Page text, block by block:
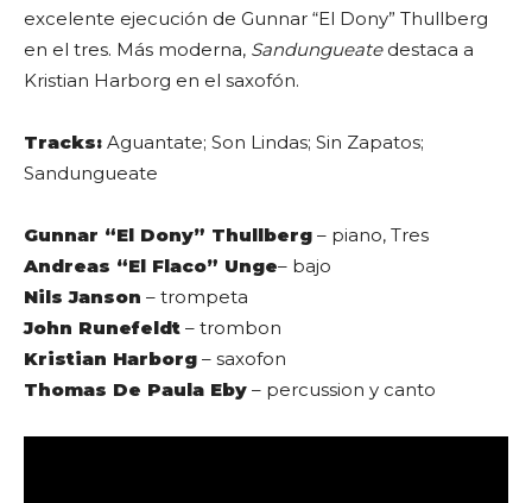
excelente ejecución de Gunnar “El Dony” Thullberg
en el tres. Más moderna, Sandungueatedestaca a
Kristian Harborg en el saxofón.
Tracks: Aguantate; Son Lindas; Sin Zapatos;
Sandungueate
Gunnar “El Dony” Thullberg – piano, Tres
Andreas “El Flaco” Unge– bajo
Nils Janson – trompeta
John Runefeldt – trombon
Kristian Harborg – saxofon
Thomas De Paula Eby – percussion y canto